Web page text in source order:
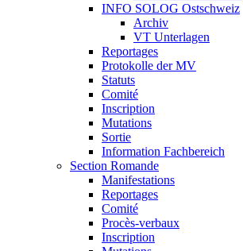
INFO SOLOG Ostschweiz
Archiv
VT Unterlagen
Reportages
Protokolle der MV
Statuts
Comité
Inscription
Mutations
Sortie
Information Fachbereich
Section Romande
Manifestations
Reportages
Comité
Procès-verbaux
Inscription